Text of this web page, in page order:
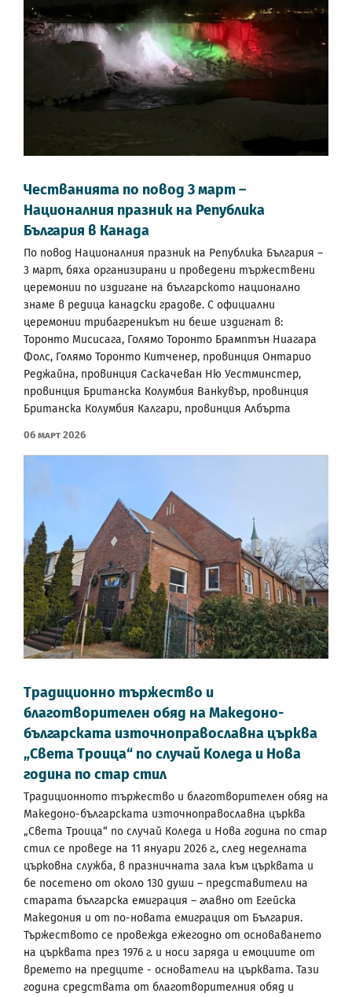
Честванията по повод 3 март –
Националния празник на Република
България в Канада
По повод Националния празник на Република България –
3 март, бяха организирани и проведени тържествени
церемонии по издигане на българското национално
знаме в редица канадски градове. С официални
церемонии трибагреникът ни беше издигнат в:
Торонто Мисисага, Голямо Торонто Брамптън Ниагара
Фолс, Голямо Торонто Китченер, провинция Онтарио
Реджайна, провинция Саскачеван Ню Уестминстер,
провинция Британска Колумбия Ванкувър, провинция
Британска Колумбия Калгари, провинция Албърта
06 Март 2026
Традиционно тържество и
благотворителен обяд на Македоно-
българската източноправославна църква
„Света Троица“ по случай Коледа и Нова
година по стар стил
Традиционното тържество и благотворителен обяд на
Македоно-българската източноправославна църква
„Света Троица“ по случай Коледа и Нова година по стар
стил се проведе на 11 януари 2026 г., след неделната
църковна служба, в празничната зала към църквата и
бе посетено от около 130 души – представители на
старата българска емиграция – главно от Егейска
Македония и от по-новата емиграция от България.
Тържеството се провежда ежегодно от основаването
на църквата през 1976 г. и носи заряда и емоциите от
времето на предците - основатели на църквата. Тази
година средствата от благотворителния обяд и